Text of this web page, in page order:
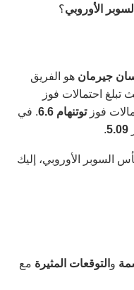
الأوروبي؟
جيرمان هو الفريق
تبلغ احتمالات فوز
فوزتوتنهام 6.6. في
5.09
.
السوبر الأوروبي، إليك
و التوقعات المثيرة مع